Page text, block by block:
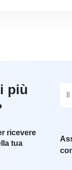
più
ricevere
tua